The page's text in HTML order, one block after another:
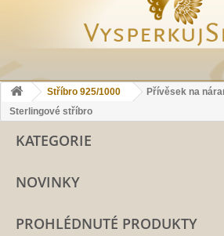
Stříbro 925/1000
Přívěsek na
Sterlingové stříbro
KATEGORIE
NOVINKY
PROHLÉDNUTÉ PRODUKTY